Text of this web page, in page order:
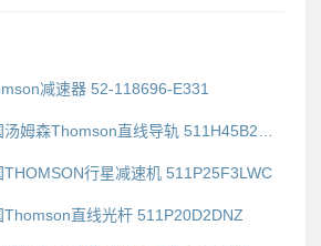
减速器 52-118696-E331
行星减速机 511P25F3LWC
直线光杆 511P20D2DNZ